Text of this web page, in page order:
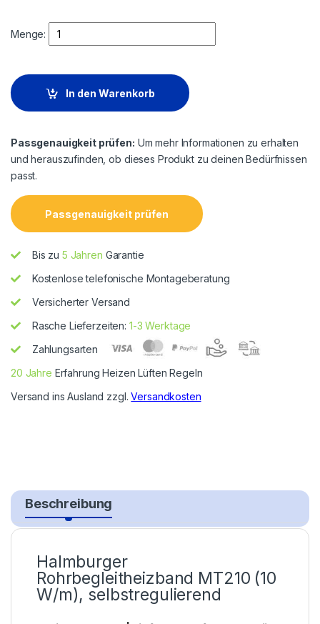
Menge:
Quantity
In den Warenkorb
Passgenauigkeit prüfen: Um mehr Informationen zu erhalten
und herauszufinden, ob dieses Produkt zu deinen Bedürfnissen
passt.
Passgenauigkeit prüfen
Bis zu 5 Jahren Garantie
Kostenlose telefonische Montageberatung
Versicherter Versand
Rasche Lieferzeiten: 1-3 Werktage
Zahlungsarten
20 Jahre Erfahrung Heizen Lüften Regeln
Versand ins Ausland zzgl.Versandkosten
Beschreibung
Halmburger
Rohrbegleitheizband MT210 (10
W/m), selbstregulierend